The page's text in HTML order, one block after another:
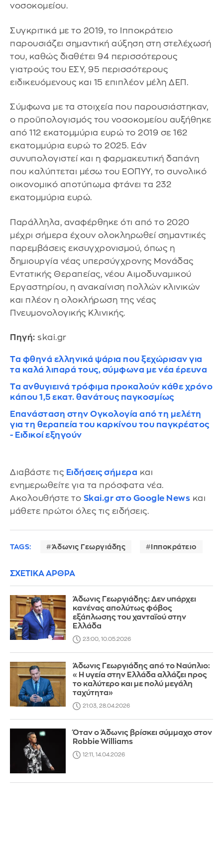
νοσοκομείου.
Συγκριτικά με το 2019, το Ιπποκράτειο
παρουσιάζει σημαντική αύξηση στη στελέχωσή
του, καθώς διαθέτει 94 περισσότερους
γιατρούς του ΕΣΥ, 95 περισσότερους
ειδικευόμενους και 15 επιπλέον μέλη ΔΕΠ.
Σύμφωνα με τα στοιχεία που παρουσιάστηκαν,
ο προϋπολογισμός του νοσοκομείου αυξήθηκε
από 112 εκατομμύρια ευρώ το 2019 σε 162
εκατομμύρια ευρώ το 2025. Εάν
συνυπολογιστεί και η φαρμακευτική δαπάνη
που καλύπτεται μέσω του ΕΟΠΥΥ, το συνολικό
οικονομικό αποτύπωμα φτάνει τα 232
εκατομμύρια ευρώ.
Παράλληλα, αναφέρθηκε ότι από το 2020
μέχρι σήμερα έχουν ολοκληρωθεί σημαντικές
παρεμβάσεις εκσυγχρονισμού, όπως η
δημιουργία νέας υπερσύγχρονης Μονάδας
Εντατικής Θεραπείας, νέου Αιμοδυναμικού
Εργαστηρίου, η ανακαίνιση πολλών κλινικών
και πλέον η ολοκλήρωση της νέας
Πνευμονολογικής Κλινικής.
Πηγή: skai.gr
Τα φθηνά ελληνικά ψάρια που ξεχώρισαν για
τα καλά λιπαρά τους, σύμφωνα με νέα έρευνα
Τα ανθυγιεινά τρόφιμα προκαλούν κάθε χρόνο
κάπου 1,5 εκατ. θανάτους παγκοσμίως
Επανάσταση στην Ογκολογία από τη μελέτη
για τη θεραπεία του καρκίνου του παγκρέατος
- Ειδικοί εξηγούν
Διαβάστε τις Ειδήσεις σήμερα και
ενημερωθείτε για τα πρόσφατα νέα.
Ακολουθήστε το Skai.gr στο Google News και
μάθετε πρώτοι όλες τις ειδήσεις.
TAGS: Άδωνις Γεωργιάδης Ιπποκράτειο
ΣΧΕΤΙΚΑ ΑΡΘΡΑ
Άδωνις Γεωργιάδης: Δεν υπάρχει
κανένας απολύτως φόβος
εξάπλωσης του χανταϊού στην
Ελλάδα
23:00, 10.05.2026
Άδωνις Γεωργιάδης από το Ναύπλιο:
«Η υγεία στην Ελλάδα αλλάζει προς
το καλύτερο και με πολύ μεγάλη
ταχύτητα»
21:03, 28.04.2026
Όταν ο Άδωνις βρίσκει σύμμαχο στον
Robbie Williams
12:11, 14.04.2026